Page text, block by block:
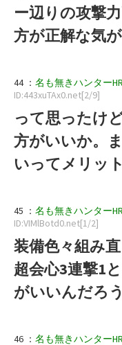
ー辺りの攻撃
方が正解な気
44 ： 名も無きハンター
ID:443xuTAx0.net[2/9]
って思ったけ
方がいいか。
いってメリッ
45 ： 名も無きハンター
ID:VIMlBotd0.net[1/2]
装備色々組み
超会心3連撃1
がいいんだろ
46 ： 名も無きハンター